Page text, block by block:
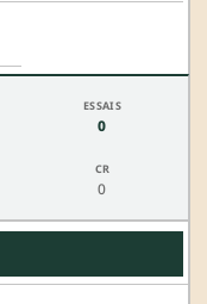
0
0